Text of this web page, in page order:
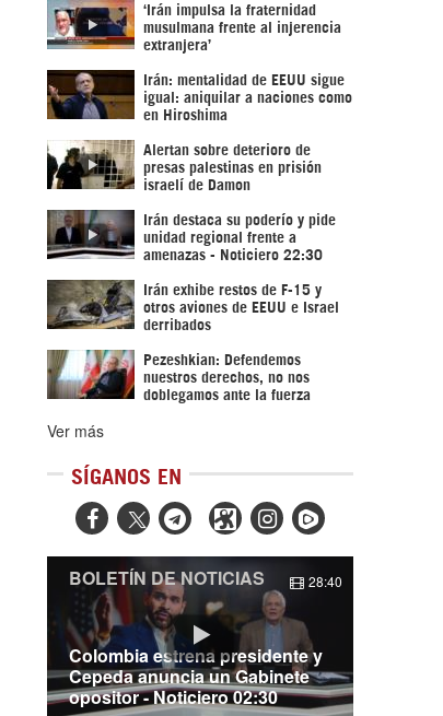
‘Irán impulsa la fraternidad
musulmana frente al injerencia
extranjera’
Irán: mentalidad de EEUU sigue
igual: aniquilar a naciones como
en Hiroshima
Alertan sobre deterioro de
presas palestinas en prisión
israelí de Damon
Irán destaca su poderío y pide
unidad regional frente a
amenazas - Noticiero 22:30
Irán exhibe restos de F-15 y
otros aviones de EEUU e Israel
derribados
Pezeshkian: Defendemos
nuestros derechos, no nos
doblegamos ante la fuerza
Ver más
SÍGANOS EN
  
Colombia estrena presidente y
Cepeda anuncia un Gabinete
opositor - Noticiero 02:30
BOLETÍN DE NOTICIAS 28:40